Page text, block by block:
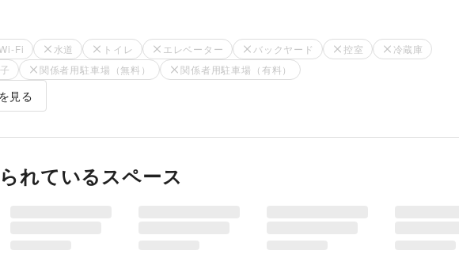
Fi 水道 トイレ エレベーター バックヤード 控室
冷蔵庫
関係者用駐車場（無料） 関係者用駐車場（有料）
見る
れているスペース